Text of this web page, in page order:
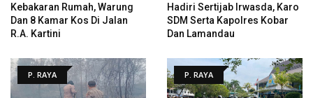
Kebakaran Rumah, Warung
Dan 8 Kamar Kos Di Jalan
R.A. Kartini
Hadiri Sertijab Irwasda, Karo
SDM Serta Kapolres Kobar
Dan Lamandau
P. RAYA P. RAYA